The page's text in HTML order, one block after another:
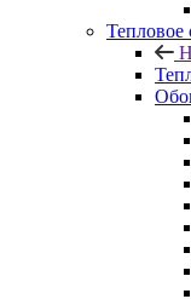
Тепловое